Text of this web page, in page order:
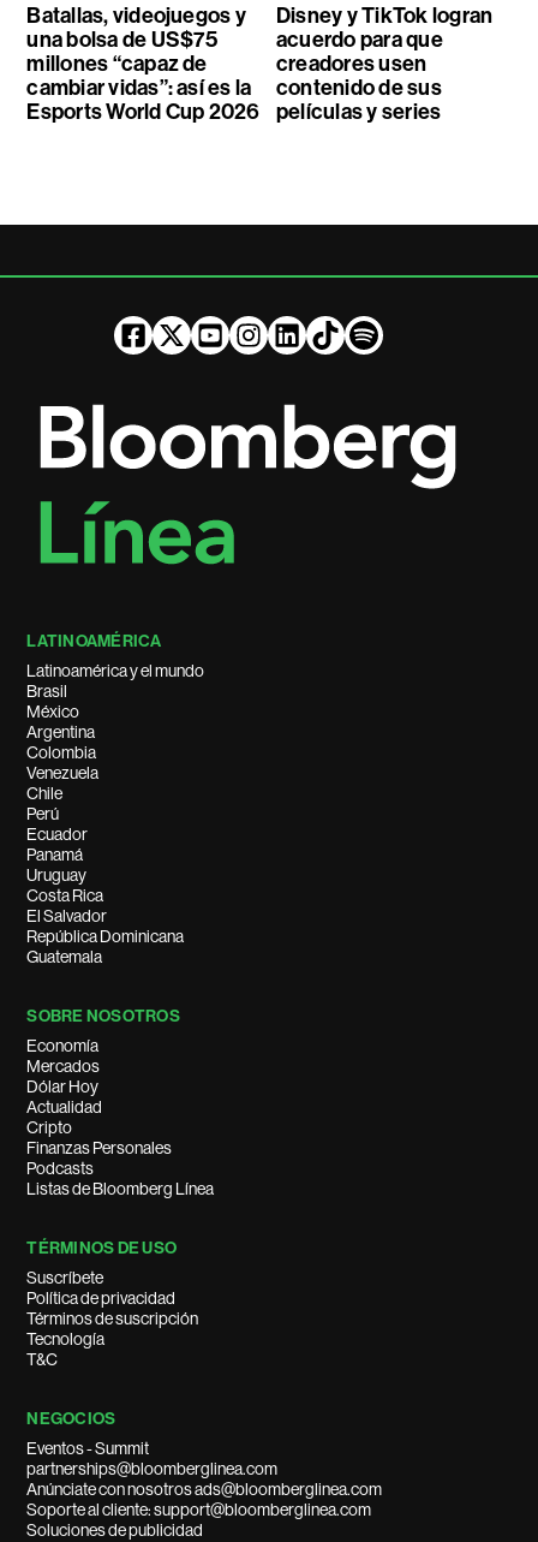
Batallas, videojuegos y
una bolsa de US$75
millones “capaz de
cambiar vidas”: así es la
Esports World Cup 2026
Disney y TikTok logran
acuerdo para que
creadores usen
contenido de sus
películas y series
LATINOAMÉRICA
Latinoamérica y el mundo
Brasil
México
Argentina
Colombia
Venezuela
Chile
Perú
Ecuador
Panamá
Uruguay
Costa Rica
El Salvador
República Dominicana
Guatemala
SOBRE NOSOTROS
Economía
Mercados
Dólar Hoy
Actualidad
Cripto
Finanzas Personales
Podcasts
Listas de Bloomberg Línea
TÉRMINOS DE USO
Suscríbete
Política de privacidad
Términos de suscripción
Tecnología
T&C
NEGOCIOS
Eventos - Summit
partnerships@bloomberglinea.com
Anúnciate con nosotros ads@bloomberglinea.com
Soporte al cliente: support@bloomberglinea.com
Soluciones de publicidad